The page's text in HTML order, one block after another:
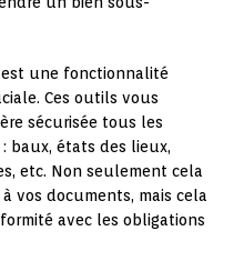
est une fonctionnalité
Ces outils vous
sécurisée tous les
baux, états des lieux,
etc. Non seulement cela
vos documents, mais cela
avec les obligations